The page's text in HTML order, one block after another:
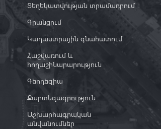
Տեղեկատվության տրամադրում
Գրանցում
Կադաստրային գնահատում
Հաշվառում և
հողաշինարարություն
Գեոդեզիա
Քարտեզագրություն
Աշխարհագրական
անվանումներ